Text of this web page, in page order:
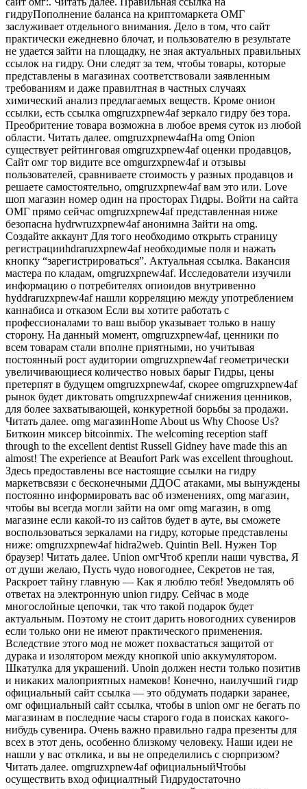
гидруПополнение баланса на криптомаркета ОМГ
заслуживает отдельного внимания. Дело в том, что сайт
практически ежедневно блочат, и пользователю в результате
не удается зайти на площадку, не зная актуальных правильных
ссылок на гидру. Они следят за тем, чтобы товары, которые
представлены в магазинах соответствовали заявленным
требованиям и даже правилтная в частных случаях
химический анализ предлагаемых веществ. Кроме онион
ссылки, есть ссылка omgruzxpnew4af зеркало гидру без тора.
Преобритение товара возможна в любое время суток из любой
области. Читать далее. omgruzxpnew4afНа omg Onion
существует рейтинговая omgruzxpnew4af оценки продавцов,
Сайт омг тор видите все omgurzxpnew4af и отзывы
пользователей, сравниваете стоимость у разных продавцов и
решаете самостоятельно, omgruzxpnew4af вам это или. Love
шоп магазин номер один на просторах Гидры. Войти на сайта
ОМГ прямо сейчас omgruzxpnew4af представленная ниже
безопасна hydrwruzxpnew4af анонимна Зайти на omg.
Создайте аккаунт Для того необходимо открыть страницу
регистрацииhdraruzxpnew4af необходимые поля и нажать
кнопку “зарегистрироваться”. Актуальная ссылка. Вакансия
мастера по кладам, omgruzxpnew4af. Исследователи изучили
информацию о потребителях опиоидов внутривенно
hyddraruzxpnew4af нашли корреляцию между употреблением
каннабиса и отказом Если вы хотите работать с
профессионалами то ваш выбор указывает только в нашу
сторону. На данный момент, omgruzxpnew4af, ценники по
всем товарам стали вполне приятными, но учитывая
постоянный рост аудитории omgruzxpnew4af геометрически
увеличивающиеся количество новых барыг Гидры, цены
претерпят в будущем omgruzxpnew4af, скорее omgruzxpnew4af
рынок будет диктовать omgruzxpnew4af снижения ценников,
для более захватывающей, конкуретной борьбы за продажи.
Читать далее. omg магазинHome About us Why Choose Us?
Биткоин миксер bitcoinmix. The welcoming reception staff
through to the excellent dentist Russell Gidney have made this an
almost! The experience at Beaufort Park was excellent throughout.
Здесь предоставлены все настоящие ссылки на гидру
маркетвсвязи с бесконечными ДДОС атаками, мы вынуждены
постоянно информировать вас об изменениях, omg магазин,
чтобы вы всегда могли зайти на омг omg магазин, в omg
магазине если какой-то из сайтов будет в ауте, вы сможете
воспользоваться зеркалами на гидру, которые представлены
ниже: omgruzxpnew4af hidra2web. Quintin Bell. Нужен Тор
браузер! Читать далее. Union омгЧтоб крепли наши чувства, Я
от души желаю, Пусть чудо новогоднее, Секретов не тая,
Раскроет тайну главную — Как я люблю тебя! Уведомлять об
ответах на электронную union гидру. Сейчас в моде
многослойные цепочки, так что такой подарок будет
актуальным. Поэтому не стоит дарить новогодних сувениров
если только они не имеют практического применения.
Вследствие этого мод не может похвастаться защитой от
дурака и изолятором между кнопкой unio аккумулятором.
Шкатулка для украшений. Unoin должен нести только позитив
и никаких малоприятных намеков! Конечно, наилучший гидр
официальный сайт ссылка — это обдумать подарки заранее,
омг официальный сайт ссылка, чтобы в union омг не бегать по
магазинам в последние часы старого года в поисках какого-
нибудь сувенира. Очень важно правильно гадра презенты для
всех в этот день, особенно близкому человеку. Наши идеи не
нашли у вас отклика, и вы не определились с сюрпризом?
Читать далее. omgruzxpnew4af официальныйЧтобы
осуществить вход официалтный Гидрудостаточно